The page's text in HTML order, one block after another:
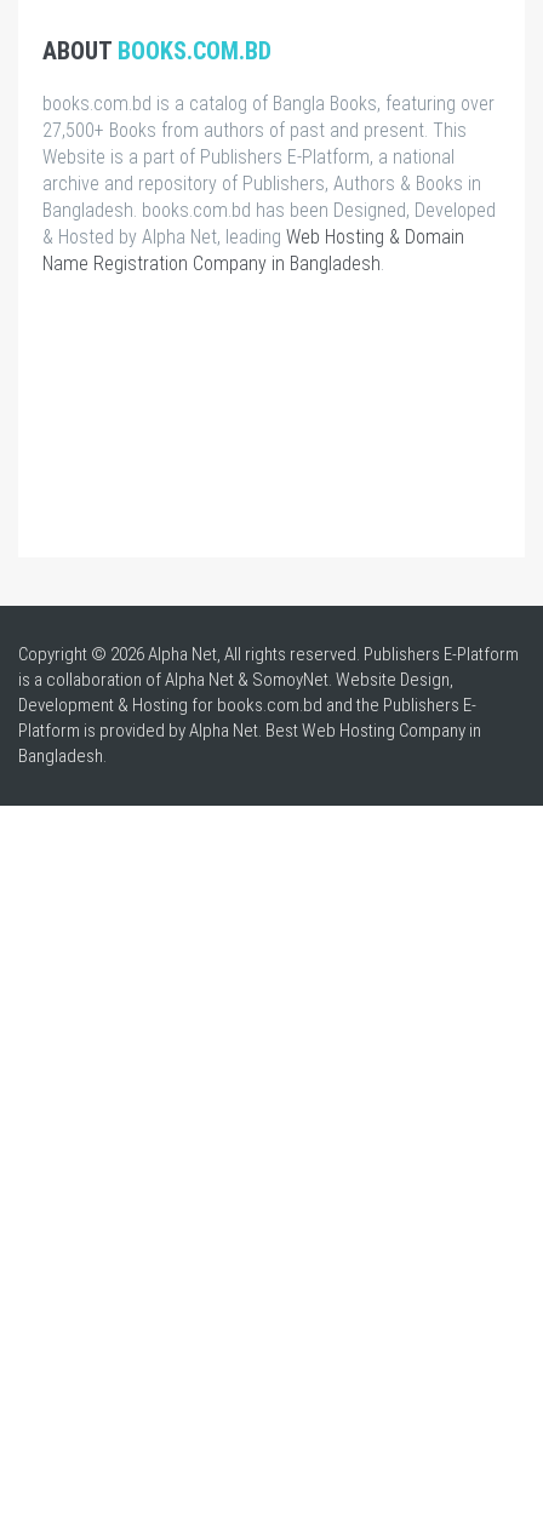
ABOUT BOOKS.COM.BD
books.com.bd is a catalog of Bangla Books, featuring over
27,500+ Books from authors of past and present. This
Website is a part of Publishers E-Platform, a national
archive and repository of Publishers, Authors & Books in
Bangladesh. books.com.bd has been Designed, Developed
& Hosted by Alpha Net, leading Web Hosting & Domain
Name Registration Company in Bangladesh.
Copyright © 2026 Alpha Net, All rights reserved. Publishers E-Platform
is a collaboration of Alpha Net & SomoyNet. Website Design,
Development & Hosting for books.com.bd and the Publishers E-
Platform is provided by Alpha Net. BestWeb Hosting Company in
Bangladesh.